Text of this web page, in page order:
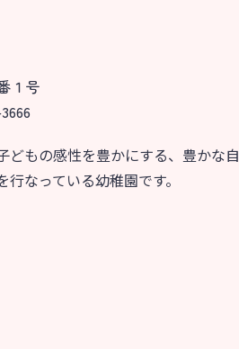
１号
もの感性を豊かにする、豊かな自
なっている幼稚園です。